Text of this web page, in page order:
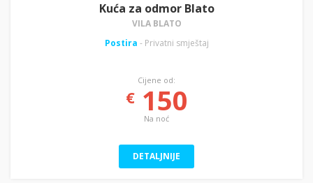
Kuća za odmor Blato
VILA BLATO
Postira - Privatni smještaj
Cijene od:
€150
Na noć
DETALJNIJE